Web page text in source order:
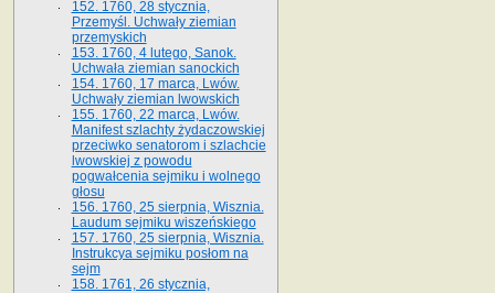
152. 1760, 28 stycznia,
Przemyśl. Uchwały ziemian
przemyskich
153. 1760, 4 lutego, Sanok.
Uchwała ziemian sanockich
154. 1760, 17 marca, Lwów.
Uchwały ziemian lwowskich
155. 1760, 22 marca, Lwów.
Manifest szlachty żydaczowskiej
przeciwko senatorom i szlachcie
lwowskiej z po­wodu
pogwałcenia sejmiku i wolnego
głosu
156. 1760, 25 sierpnia, Wisznia.
Laudum sejmiku wiszeńskiego
157. 1760, 25 sierpnia, Wisznia.
Instrukcya sejmiku posłom na
sejm
158. 1761, 26 stycznia,